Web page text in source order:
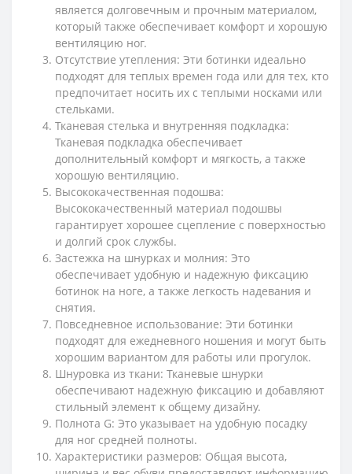
является долговечным и прочным материалом,
который также обеспечивает комфорт и хорошую
вентиляцию ног.
Отсутствие утепления: Эти ботинки идеально
подходят для теплых времен года или для тех, кто
предпочитает носить их с теплыми носками или
стельками.
Тканевая стелька и внутренняя подкладка:
Тканевая подкладка обеспечивает
дополнительный комфорт и мягкость, а также
хорошую вентиляцию.
Высококачественная подошва:
Высококачественный материал подошвы
гарантирует хорошее сцепление с поверхностью
и долгий срок службы.
Застежка на шнурках и молния: Это
обеспечивает удобную и надежную фиксацию
ботинок на ноге, а также легкость надевания и
снятия.
Повседневное использование: Эти ботинки
подходят для ежедневного ношения и могут быть
хорошим вариантом для работы или прогулок.
Шнуровка из ткани: Тканевые шнурки
обеспечивают надежную фиксацию и добавляют
стильный элемент к общему дизайну.
Полнота G: Это указывает на удобную посадку
для ног средней полноты.
Характеристики размеров: Общая высота,